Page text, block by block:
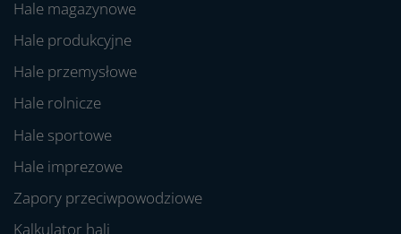
Hale magazynowe
Hale produkcyjne
Hale przemysłowe
Hale rolnicze
Hale sportowe
Hale imprezowe
Zapory przeciwpowodziowe
Kalkulator hali